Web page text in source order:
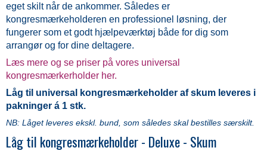
eget skilt når de ankommer. Således er
kongresmærkeholderen en professionel løsning, der
fungerer som et godt hjælpeværktøj både for dig som
arrangør og for dine deltagere.
Læs mere og se priser på vores universal
kongresmærkerholder her.
Låg til universal kongresmærkeholder af skum leveres i
pakninger á 1 stk.
NB: Låget leveres ekskl. bund, som således skal bestilles særskilt.
Låg til kongresmærkeholder - Deluxe - Skum